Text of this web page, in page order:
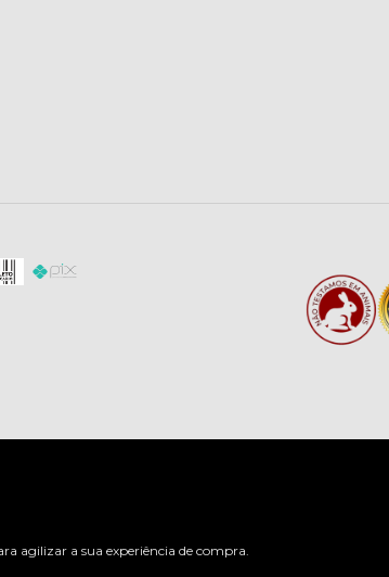
agilizar a sua experiência de compra.